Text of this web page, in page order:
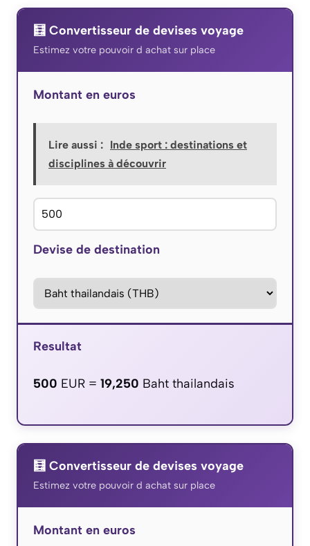
🧮 Convertisseur de devises voyage
Estimez votre pouvoir d achat sur place
Montant en euros
Lire aussi : Inde sport : destinations et
disciplines à découvrir
Devise de destination
Resultat
500 EUR = 19,250 Baht thailandais
🧮 Convertisseur de devises voyage
Estimez votre pouvoir d achat sur place
Montant en euros